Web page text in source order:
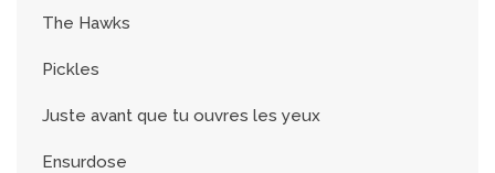
The Hawks
Pickles
Juste avant que tu ouvres les yeux
Ensurdose